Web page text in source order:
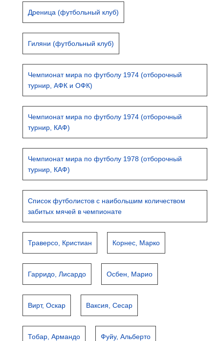
Дреница (футбольный клуб)
Гиляни (футбольный клуб)
Чемпионат мира по футболу 1974 (отборочный
турнир, АФК и ОФК)
Чемпионат мира по футболу 1974 (отборочный
турнир, КАФ)
Чемпионат мира по футболу 1978 (отборочный
турнир, КАФ)
Список футболистов с наибольшим количеством
забитых мячей в чемпионате
Траверсо, Кристиан Корнес, Марко
Гарридо, Лисардо Осбен, Марио
Вирт, Оскар Ваксия, Сесар
Тобар, Армандо Фуйу, Альберто